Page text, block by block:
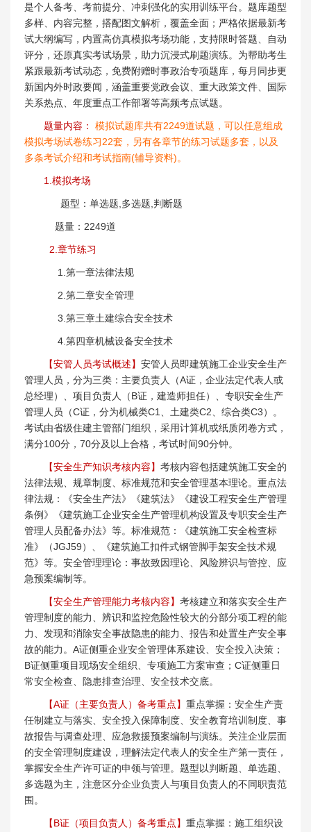
是个人备考、考前提分、冲刺强化的实用训练平台。题库题型
多样、内容完整，搭配图文解析，覆盖全面；严格依据最新考
试大纲编写，内置高仿真模拟考场功能，支持限时答题、自动
评分，还原真实考试场景，助力沉浸式刷题演练。为帮助考生
紧跟最新考试动态，免费附赠时事政治专项题库，每月同步更
新国内外时政要闻，涵盖重要党政会议、重大政策文件、国际
关系热点、年度重点工作部署等高频考点试题。
题量内容： 模拟试题库共有2249道试题，可以任意组成
模拟考场试卷练习22套，另有各章节的练习试题多套，以及
多条考试介绍和考试指南(辅导资料)。
1.模拟考场
题型：单选题,多选题,判断题
题量：2249道
2.章节练习
1.第一章法律法规
2.第二章安全管理
3.第三章土建综合安全技术
4.第四章机械设备安全技术
【安管人员考试概述】 安管人员即建筑施工企业安全生产
管理人员，分为三类：主要负责人（A证，企业法定代表人或
总经理）、项目负责人（B证，建造师担任）、专职安全生产
管理人员（C证，分为机械类C1、土建类C2、综合类C3）。
考试由省级住建主管部门组织，采用计算机或纸质闭卷方式，
满分100分，70分及以上合格，考试时间90分钟。
【安全生产知识考核内容】 考核内容包括建筑施工安全的
法律法规、规章制度、标准规范和安全管理基本理论。重点法
律法规：《安全生产法》《建筑法》《建设工程安全生产管理
条例》《建筑施工企业安全生产管理机构设置及专职安全生产
管理人员配备办法》等。标准规范：《建筑施工安全检查标
准》（JGJ59）、《建筑施工扣件式钢管脚手架安全技术规
范》等。安全管理理论：事故致因理论、风险辨识与管控、应
急预案编制等。
【安全生产管理能力考核内容】 考核建立和落实安全生产
管理制度的能力、辨识和监控危险性较大的分部分项工程的能
力、发现和消除安全事故隐患的能力、报告和处置生产安全事
故的能力。A证侧重企业安全管理体系建设、安全投入决策；
B证侧重项目现场安全组织、专项施工方案审查；C证侧重日
常安全检查、隐患排查治理、安全技术交底。
【A证（主要负责人）备考重点】 重点掌握：安全生产责
任制建立与落实、安全投入保障制度、安全教育培训制度、事
故报告与调查处理、应急救援预案编制与演练。关注企业层面
的安全管理制度建设，理解法定代表人的安全生产第一责任，
掌握安全生产许可证的申领与管理。题型以判断题、单选题、
多选题为主，注意区分企业负责人与项目负责人的不同职责范
围。
【B证（项目负责人）备考重点】 重点掌握：施工组织设